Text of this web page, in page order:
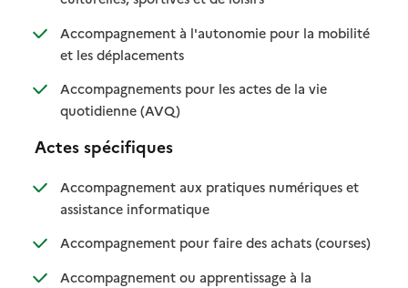
Accompagnement à l'autonomie pour la mobilité
et les déplacements: disponible
: non disponible
Accompagnements pour les actes de la vie
quotidienne (AVQ): disponible
: non disponible
Actes spécifiques
Accompagnement aux pratiques numériques et
assistance informatique: disponible
: non disponible
Accompagnement pour faire des achats (courses)
:
: non
Accompagnement ou apprentissage à la